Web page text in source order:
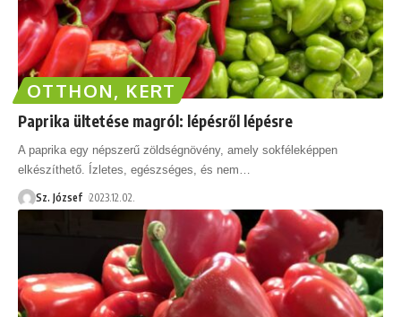
OTTHON, KERT
Paprika ültetése magról: lépésről lépésre
A paprika egy népszerű zöldségnövény, amely sokféleképpen
elkészíthető. Ízletes, egészséges, és nem…
Sz. József 2023.12.02.